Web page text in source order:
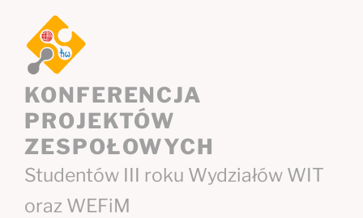
treści
KONFERENCJA
PROJEKTÓW
ZESPOŁOWYCH
Studentów III roku Wydziałów WIT
oraz WEFiM